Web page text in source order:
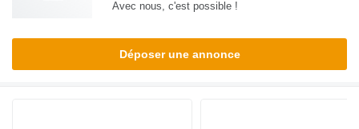
Avec nous, c'est possible !
Déposer une annonce